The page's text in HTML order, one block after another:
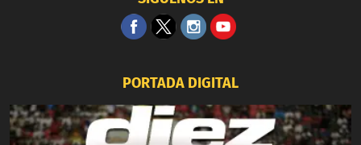
PORTADA DIGITAL